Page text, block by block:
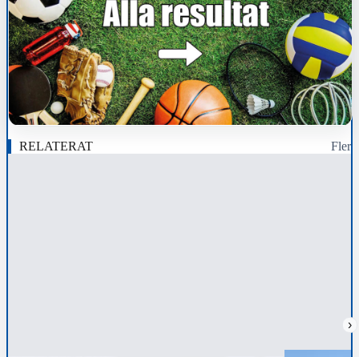
RELATERAT Fler
›